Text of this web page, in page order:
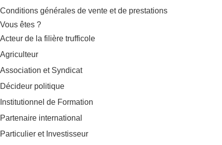
Conditions générales de vente et de prestations
Vous êtes ?
Acteur de la filière trufficole
Agriculteur
Association et Syndicat
Décideur politique
Institutionnel de Formation
Partenaire international
Particulier et Investisseur